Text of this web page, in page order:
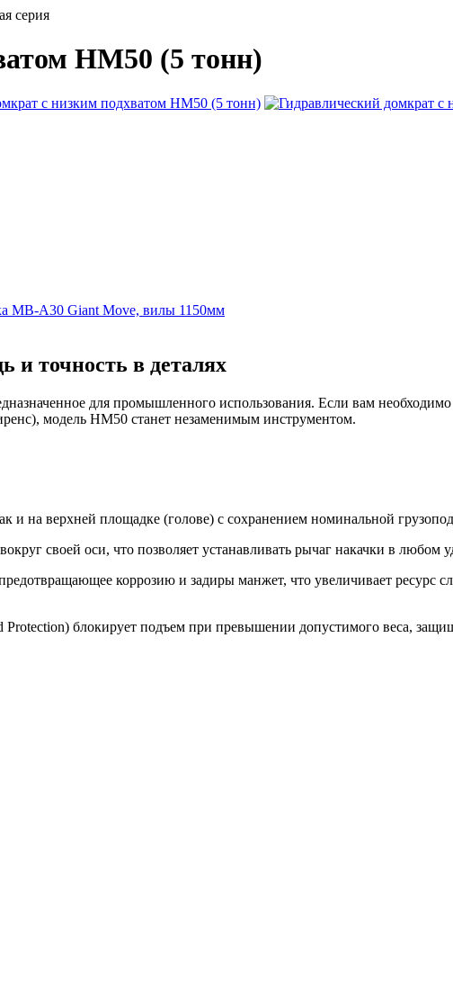
серия
HM50 (5 тонн)
MB-A30 Giant Move, вилы 1150мм
точность в деталях
для промышленного использования. Если вам
модель HM50 станет незаменимым инструментом.
и на верхней площадке (голове) с сохранением номинальной
вокруг своей оси, что позволяет устанавливать рычаг накачки в любом
коррозию и задиры манжет, что увеличивает ресурс
блокирует подъем при превышении допустимого веса,